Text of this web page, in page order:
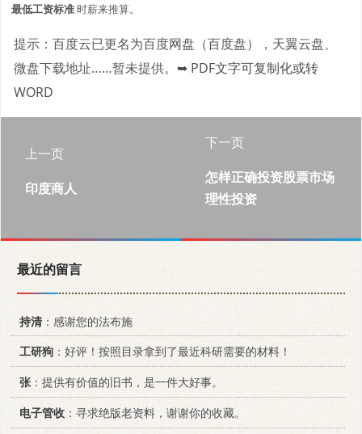
最低工资标准时薪来推算。
提示：百度云已更名为百度网盘（百度盘），天翼云盘、
微盘下载地址……暂未提供。 ➥ PDF文字可复制化或转
WORD
上一页
印度商人
下一页
怎样正确投资股票市场
理性投资
最近的留言
持清 ：感谢您的法布施
工研狗 ：好评！按照目录拿到了最近科研需要的材料！
张：提供有价值的旧书，是一件大好事。
电子管收 ：寻求绝版老资料，谢谢你的收藏。